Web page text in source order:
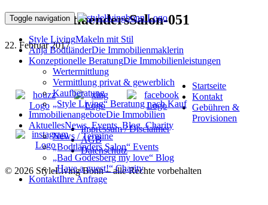
Toggle navigation
Style LivingMakeln mit Stil
Anja BodtländerDie Immobilienmaklerin
Konzeptionelle BeratungDie Immobilienleistungen
Wertermittlung
Vermittlung privat & gewerblich
Kaufberatung
„Style Living“ Beratung nach Kauf
ImmobilienangeboteDie Immobilien
AktuellesNews, Events, Blog, Charity
News / Termine
„Bodtländers Salon“ Events
„Bad Godesberg my love“ Blog
„Have a guest!“ Charity
KontaktIhre Anfrage
170216BodtlaendersSalon-051
22. Februar 2017
Startseite
Kontakt
Gebühren &
Provisionen
Impressum / Disclaimer
AGB
Datenschutz
© 2026 StyleLiving Bonn – alle Rechte vorbehalten